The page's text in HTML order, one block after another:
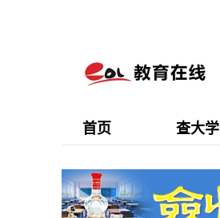
首页 查大学